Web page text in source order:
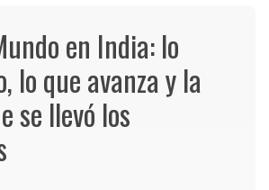
en India: lo
lo que avanza y la
se llevó los